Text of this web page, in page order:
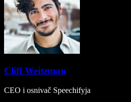
Cliff Weitzman
CEO i osnivač Speechifyja